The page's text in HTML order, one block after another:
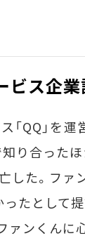
ビス企
「QQ」を
り合った
した。フ
たとして
ァンくんに